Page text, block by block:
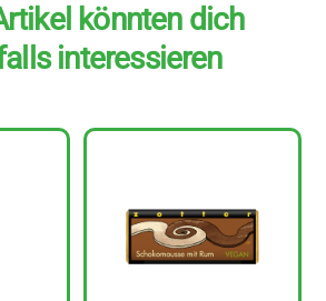
könnten dich
interessieren